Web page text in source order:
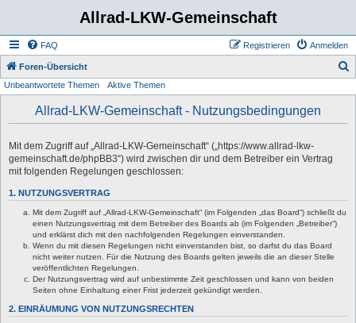
Allrad-LKW-Gemeinschaft
FAQ Anmelden
Registrieren
Foren-Übersicht
Unbeantwortete Themen Aktive Themen
Allrad-LKW-Gemeinschaft - Nutzungsbedingungen
Mit dem Zugriff auf „Allrad-LKW-Gemeinschaft“ („https://www.allrad-lkw-
gemeinschaft.de/phpBB3“) wird zwischen dir und dem Betreiber ein Vertrag
mit folgenden Regelungen geschlossen:
1. NUTZUNGSVERTRAG
Mit dem Zugriff auf „Allrad-LKW-Gemeinschaft“ (im Folgenden „das Board“) schließt du
einen Nutzungsvertrag mit dem Betreiber des Boards ab (im Folgenden „Betreiber“)
und erklärst dich mit den nachfolgenden Regelungen einverstanden.
Wenn du mit diesen Regelungen nicht einverstanden bist, so darfst du das Board
nicht weiter nutzen. Für die Nutzung des Boards gelten jeweils die an dieser Stelle
veröffentlichten Regelungen.
Der Nutzungsvertrag wird auf unbestimmte Zeit geschlossen und kann von beiden
Seiten ohne Einhaltung einer Frist jederzeit gekündigt werden.
2. EINRÄUMUNG VON NUTZUNGSRECHTEN